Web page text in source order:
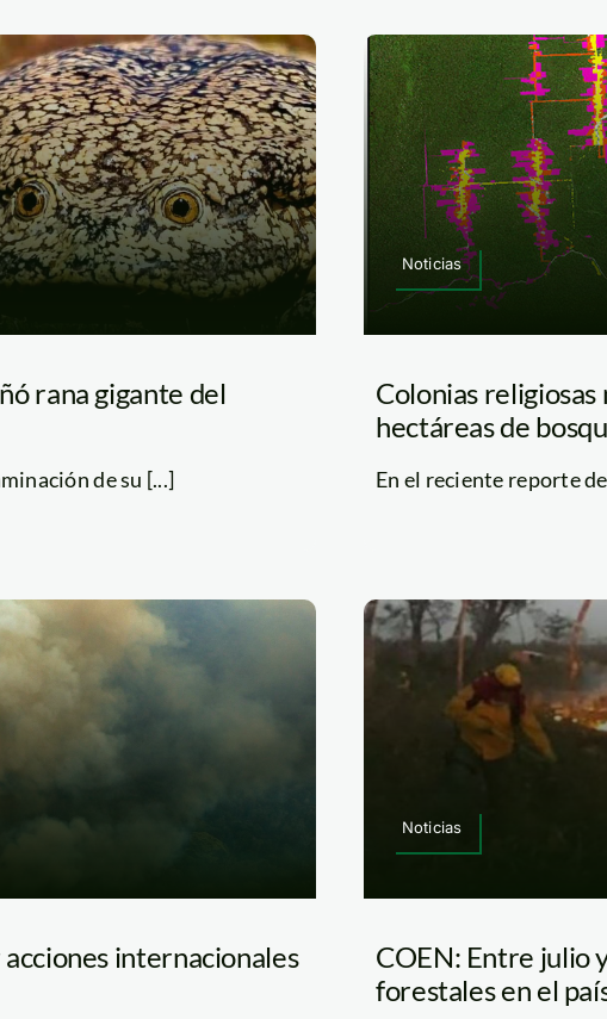
rana gigante del
de su [...]
Noticias
Colonias
hectáreas de
En el reciente reporte
internacionales
Noticias
COEN: Entre julio
forestales en el